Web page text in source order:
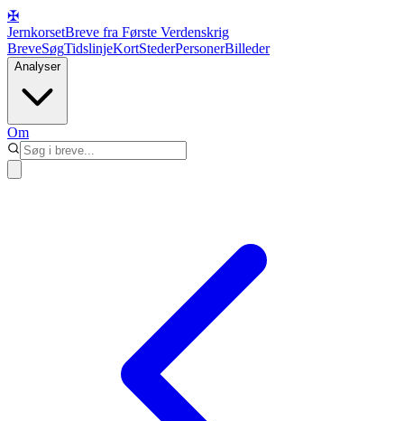
✠
JernkorsetBreve fra Første Verdenskrig
BreveSøgTidslinjeKortStederPersonerBilleder
Analyser
Om